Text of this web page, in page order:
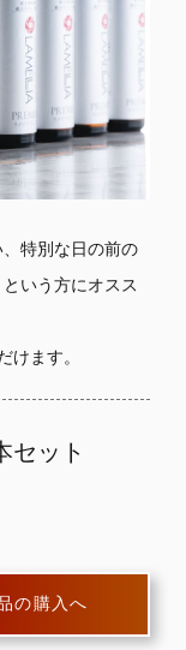
特別な日の前の
いう方にオスス
けます。
セット
の購入へ